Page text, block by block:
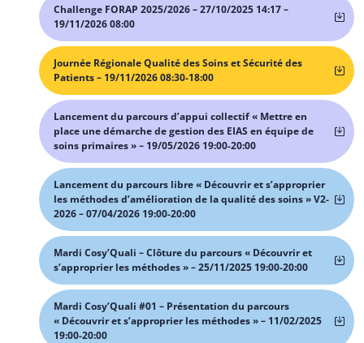
Challenge FORAP 2025/2026 – 27/10/2025 14:17 –
19/11/2026 08:00
Journée Régionale Qualité des Soins et Sécurité des
Patients – 19/11/2026 08:30-18:00
Lancement du parcours d’appui collectif « Mettre en
place une démarche de gestion des EIAS en équipe de
soins primaires » – 19/05/2026 19:00-20:00
Lancement du parcours libre « Découvrir et s’approprier
les méthodes d’amélioration de la qualité des soins » V2-
2026 – 07/04/2026 19:00-20:00
Mardi Cosy’Quali – Clôture du parcours « Découvrir et
s’approprier les méthodes » – 25/11/2025 19:00-20:00
Mardi Cosy’Quali #01 – Présentation du parcours
« Découvrir et s’approprier les méthodes » – 11/02/2025
19:00-20:00